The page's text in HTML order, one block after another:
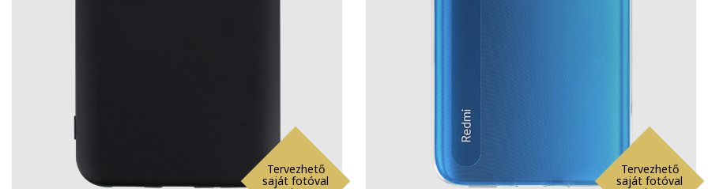
Tervezhető
saját fotóval
Tervezhető
saját fotóval